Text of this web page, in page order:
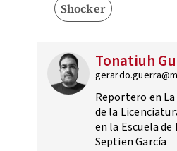
Shocker
Tonatiuh
Reportero en
de la
en la Escuela
Septien García